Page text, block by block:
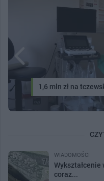
1,6 mln zł na
WIADOMOŚCI
coraz...